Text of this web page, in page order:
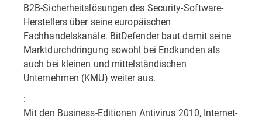
B2B-Sicherheitslösungen des Security-Software-
Herstellers über seine europäischen
Fachhandelskanäle. BitDefender baut damit seine
Marktdurchdringung sowohl bei Endkunden als
auch bei kleinen und mittelständischen
Unternehmen (KMU) weiter aus.
:
Mit den Business-Editionen Antivirus 2010, Internet-